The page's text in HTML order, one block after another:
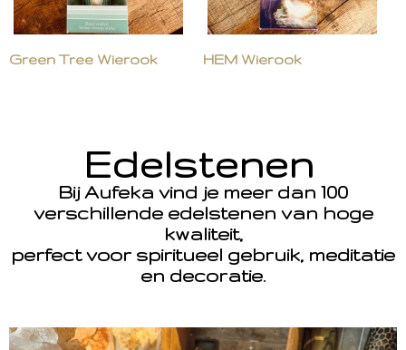
Green Tree Wierook HEM Wierook
Edelstenen
Bij Aufeka vind je meer dan 100
verschillende edelstenen van hoge
kwaliteit,
perfect voor spiritueel gebruik, meditatie
en decoratie.